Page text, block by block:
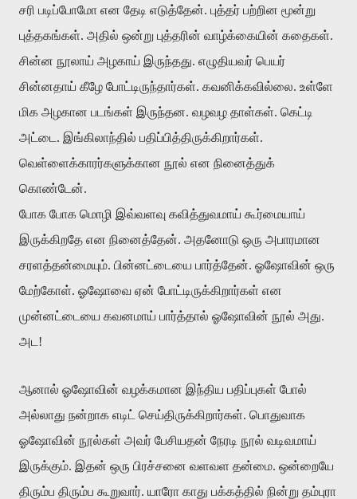
சரி படிப்போமோ என தேடி எடுத்தேன். புத்தர் பற்றின மூன்று
புத்தகங்கள். அதில் ஒன்று புத்தரின் வாழ்க்கையின் கதைகள்.
சின்ன நூலாய் அழகாய் இருந்தது. எழுதியவர் பெயர்
சின்னதாய் கீழே போட்டிருந்தார்கள். கவனிக்கவில்லை. உள்ளே
மிக அழகான படங்கள் இருந்தன. வழவழ தாள்கள். கெட்டி
அட்டை. இங்கிலாந்தில் பதிப்பித்திருக்கிறார்கள்.
வெள்ளைக்காரர்களுக்கான நூல் என நினைத்துக்
கொண்டேன்.
போக போக மொழி இவ்வளவு கவித்துவமாய் கூர்மையாய்
இருக்கிறதே என நினைத்தேன். அதனோடு ஒரு அபாரமான
சரளத்தன்மையும். பின்னட்டையை பார்த்தேன். ஓஷோவின் ஒரு
மேற்கோள். ஓஷோவை ஏன் போட்டிருக்கிறார்கள் என
முன்னட்டையை கவனமாய் பார்த்தால் ஓஷோவின் நூல் அது.
அட!
ஆனால் ஓஷோவின் வழக்கமான இந்திய பதிப்புகள் போல்
அல்லாது நன்றாக எடிட் செய்திருக்கிறார்கள். பொதுவாக
ஓஷோவின் நூல்கள் அவர் பேசியதன் நேரடி நூல் வடிவமாய்
இருக்கும். இதன் ஒரு பிரச்சனை வளவள தன்மை. ஒன்றையே
திரும்ப திரும்ப கூறுவார். யாரோ காது பக்கத்தில் நின்று தம்புரா